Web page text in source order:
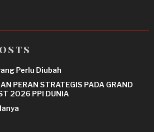
Perlu Diubah
PERAN STRATEGIS PADA GRAND
2026 PPI DUNIA